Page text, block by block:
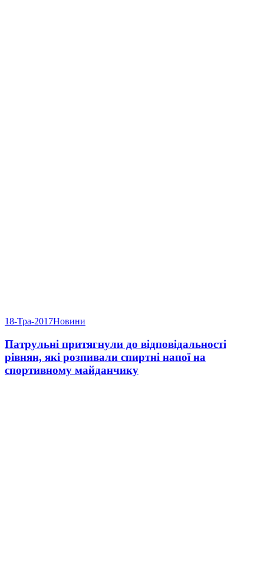
18-Тра-2017Новини
Патрульні притягнули до відповідальності
рівнян, які розпивали спиртні напої на
спортивному майданчику